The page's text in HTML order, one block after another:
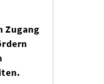
Zugang